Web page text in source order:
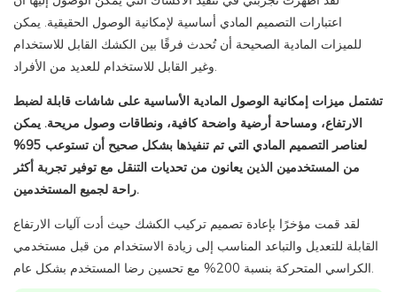
اعتبارات التصميم المادي أساسية لإمكانية الوصول الحقيقية. يمكن
للميزات المادية الصحيحة أن تُحدث فرقًا بين الكشك القابل للاستخدام
وغير القابل للاستخدام للعديد من الأفراد.
تشتمل ميزات إمكانية الوصول المادية الأساسية على شاشات قابلة لضبط
الارتفاع، ومساحة أرضية واضحة كافية، ونطاقات وصول مريحة. يمكن
لعناصر التصميم المادي التي تم تنفيذها بشكل صحيح أن تستوعب 95%
من المستخدمين الذين يعانون من تحديات التنقل مع توفير تجربة أكثر
راحة لجميع المستخدمين.
لقد قمت مؤخرًا بإعادة تصميم تركيب الكشك حيث أدت آليات الارتفاع
القابلة للتعديل والتباعد المناسب إلى زيادة الاستخدام من قبل مستخدمي
الكراسي المتحركة بنسبة 200% مع تحسين رضا المستخدم بشكل عام.